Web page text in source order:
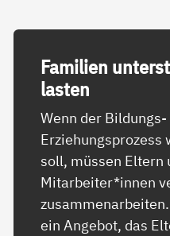
Fa­mi­li­en
las­ten
Wenn der Bildungs-
soll, müssen Eltern
Mitarbeiter*innen
ein Angebot, das